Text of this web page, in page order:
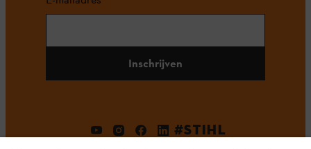
Inschrijven
#STIHL